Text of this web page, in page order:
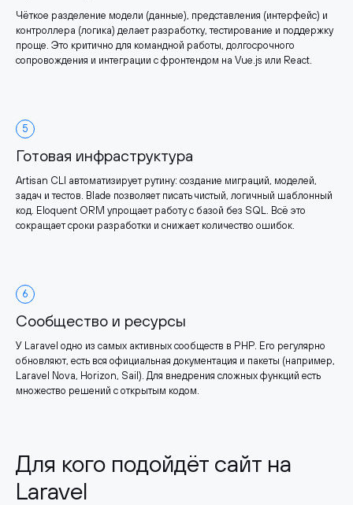
Чёткое разделение модели (данные), представления (интерфейс) и
контроллера (логика) делает разработку, тестирование и поддержку
проще. Это критично для командной работы, долгосрочного
сопровождения и интеграции с фронтендом на Vue.js или React.
5
Готовая инфраструктура
Artisan CLI автоматизирует рутину: создание миграций, моделей,
задач и тестов. Blade позволяет писать чистый, логичный шаблонный
код. Eloquent ORM упрощает работу с базой без SQL. Всё это
сокращает сроки разработки и снижает количество ошибок.
6
Сообщество и ресурсы
У Laravel одно из самых активных сообществ в PHP. Его регулярно
обновляют, есть вся официальная документация и пакеты (например,
Laravel Nova, Horizon, Sail). Для внедрения сложных функций есть
множество решений с открытым кодом.
Для кого подойдёт сайт на
Laravel